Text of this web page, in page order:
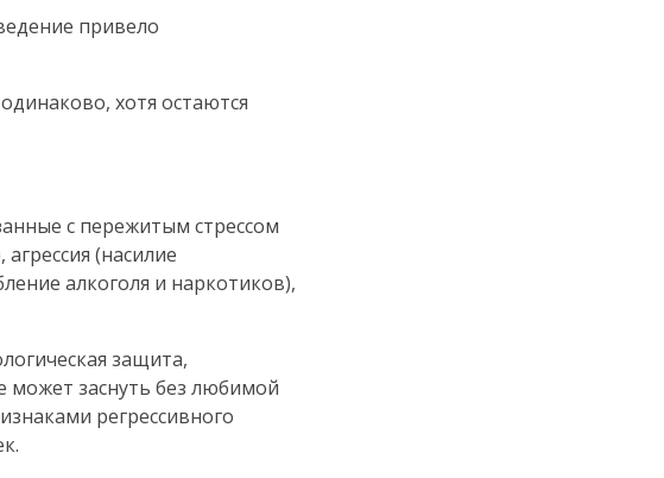
привело
хотя остаются
с пережитым стрессом
(насилие
алкоголя и наркотиков),
защита,
может заснуть без любимой
регрессивного